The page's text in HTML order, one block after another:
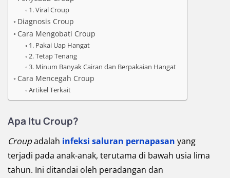
1. Viral Croup
Diagnosis Croup
Cara Mengobati Croup
1. Pakai Uap Hangat
2. Tetap Tenang
3. Minum Banyak Cairan dan Berpakaian Hangat
Cara Mencegah Croup
Artikel Terkait
Apa Itu Croup?
Croupadalah infeksi saluran pernapasan yang
terjadi pada anak-anak, terutama di bawah usia lima
tahun. Ini ditandai oleh peradangan dan